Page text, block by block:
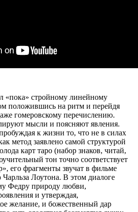
«пока» стройному линейному
положившись на ритм и перейдя
гомеровскому перечислению.
мысли и поясняют явления.
к жизни то, что не в силах
метод заявлено самой структурой
карт таро (набор знаков, читай,
тон точно соответствует
его фрагменты звучат в фильме
Лоутона. В этом диалоге
Федру природу любви,
и утверждая,
желание, и божественный дар